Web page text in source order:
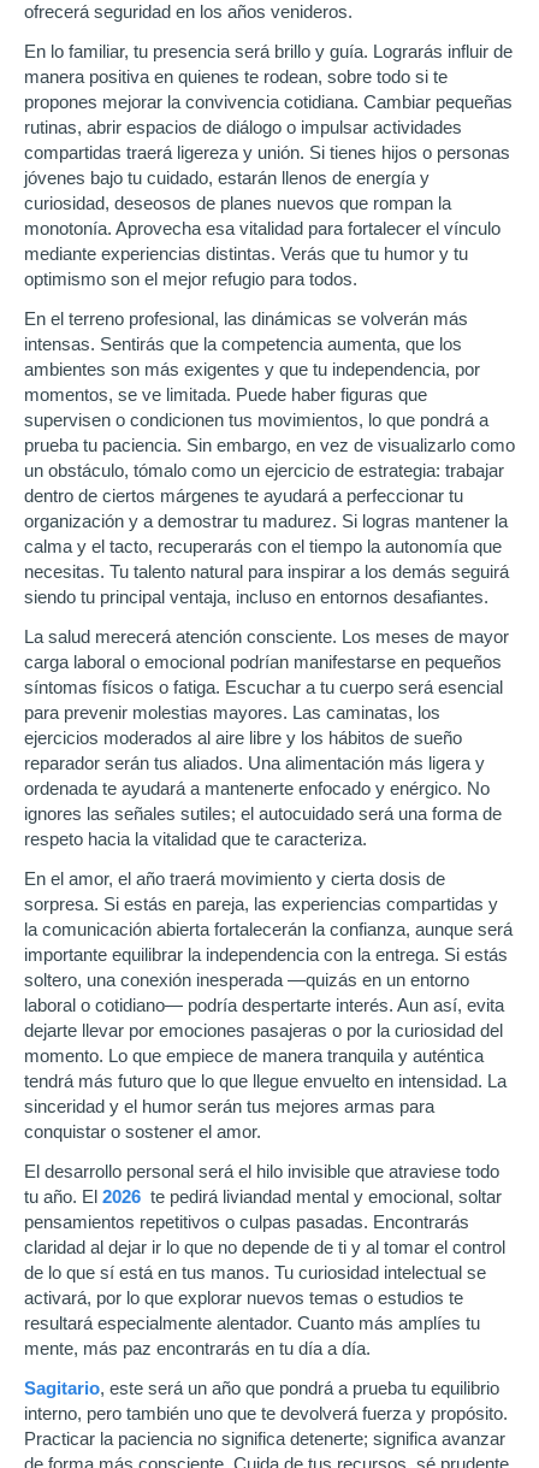
ofrecerá seguridad en los años venideros.
En lo familiar, tu presencia será brillo y guía. Lograrás influir de
manera positiva en quienes te rodean, sobre todo si te
propones mejorar la convivencia cotidiana. Cambiar pequeñas
rutinas, abrir espacios de diálogo o impulsar actividades
compartidas traerá ligereza y unión. Si tienes hijos o personas
jóvenes bajo tu cuidado, estarán llenos de energía y
curiosidad, deseosos de planes nuevos que rompan la
monotonía. Aprovecha esa vitalidad para fortalecer el vínculo
mediante experiencias distintas. Verás que tu humor y tu
optimismo son el mejor refugio para todos.
En el terreno profesional, las dinámicas se volverán más
intensas. Sentirás que la competencia aumenta, que los
ambientes son más exigentes y que tu independencia, por
momentos, se ve limitada. Puede haber figuras que
supervisen o condicionen tus movimientos, lo que pondrá a
prueba tu paciencia. Sin embargo, en vez de visualizarlo como
un obstáculo, tómalo como un ejercicio de estrategia: trabajar
dentro de ciertos márgenes te ayudará a perfeccionar tu
organización y a demostrar tu madurez. Si logras mantener la
calma y el tacto, recuperarás con el tiempo la autonomía que
necesitas. Tu talento natural para inspirar a los demás seguirá
siendo tu principal ventaja, incluso en entornos desafiantes.
La salud merecerá atención consciente. Los meses de mayor
carga laboral o emocional podrían manifestarse en pequeños
síntomas físicos o fatiga. Escuchar a tu cuerpo será esencial
para prevenir molestias mayores. Las caminatas, los
ejercicios moderados al aire libre y los hábitos de sueño
reparador serán tus aliados. Una alimentación más ligera y
ordenada te ayudará a mantenerte enfocado y enérgico. No
ignores las señales sutiles; el autocuidado será una forma de
respeto hacia la vitalidad que te caracteriza.
En el amor, el año traerá movimiento y cierta dosis de
sorpresa. Si estás en pareja, las experiencias compartidas y
la comunicación abierta fortalecerán la confianza, aunque será
importante equilibrar la independencia con la entrega. Si estás
soltero, una conexión inesperada —quizás en un entorno
laboral o cotidiano— podría despertarte interés. Aun así, evita
dejarte llevar por emociones pasajeras o por la curiosidad del
momento. Lo que empiece de manera tranquila y auténtica
tendrá más futuro que lo que llegue envuelto en intensidad. La
sinceridad y el humor serán tus mejores armas para
conquistar o sostener el amor.
El desarrollo personal será el hilo invisible que atraviese todo
tu año. El 2026 te pedirá liviandad mental y emocional, soltar
pensamientos repetitivos o culpas pasadas. Encontrarás
claridad al dejar ir lo que no depende de ti y al tomar el control
de lo que sí está en tus manos. Tu curiosidad intelectual se
activará, por lo que explorar nuevos temas o estudios te
resultará especialmente alentador. Cuanto más amplíes tu
mente, más paz encontrarás en tu día a día.
Sagitario, este será un año que pondrá a prueba tu equilibrio
interno, pero también uno que te devolverá fuerza y propósito.
Practicar la paciencia no significa detenerte; significa avanzar
de forma más consciente. Cuida de tus recursos, sé prudente